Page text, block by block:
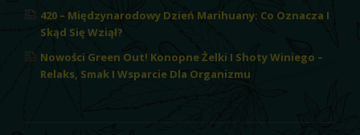
420 – Międzynarodowy Dzień Marihuany: Co Oznacza I
Skąd Się Wziął?
Nowości Green Out! Konopne Żelki I Shoty Winiego –
Relaks, Smak I Wsparcie Dla Organizmu